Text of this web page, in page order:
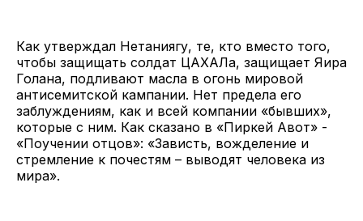
Как утверждал Нетаниягу, те, кто вместо того,
чтобы защищать солдат ЦАХАЛа, защищает Яира
Голана, подливают масла в огонь мировой
антисемитской кампании. Нет предела его
заблуждениям, как и всей компании «бывших»,
которые с ним. Как сказано в «Пиркей Авот» -
«Поучении отцов»: «Зависть, вожделение и
стремление к почестям – выводят человека из
мира».